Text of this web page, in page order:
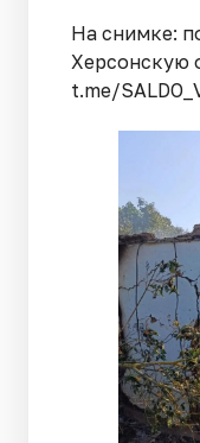
На снимке:
Херсонскую
t.me/